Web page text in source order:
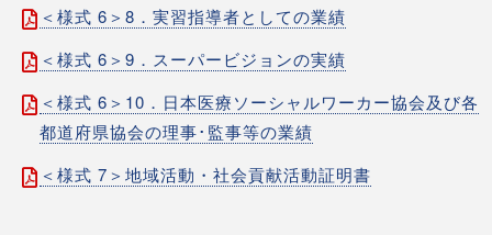
＜様式 6＞8．実習指導者としての業績
＜様式 6＞9．スーパービジョンの実績
＜様式 6＞10．日本医療ソーシャルワーカー協会及び各
都道府県協会の理事･監事等の業績
＜様式 7＞地域活動・社会貢献活動証明書